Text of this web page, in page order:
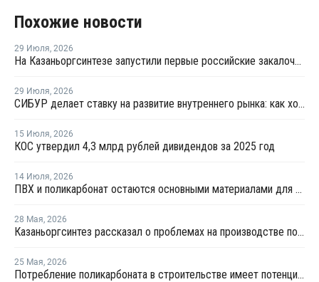
Похожие новости
29 Июля, 2026
На Казаньоргсинтезе запустили первые российские закалочно-испарительные аппараты
29 Июля, 2026
СИБУР делает ставку на развитие внутреннего рынка: как холдинг стимулирует спрос на полимеры в ритейле
15 Июля, 2026
КОС утвердил 4,3 млрд рублей дивидендов за 2025 год
14 Июля, 2026
ПВХ и поликарбонат остаются основными материалами для производства банковских карт
28 Мая, 2026
Казаньоргсинтез рассказал о проблемах на производстве поликарбоната
25 Мая, 2026
Потребление поликарбоната в строительстве имеет потенциал роста в России до 20% - СИБУР